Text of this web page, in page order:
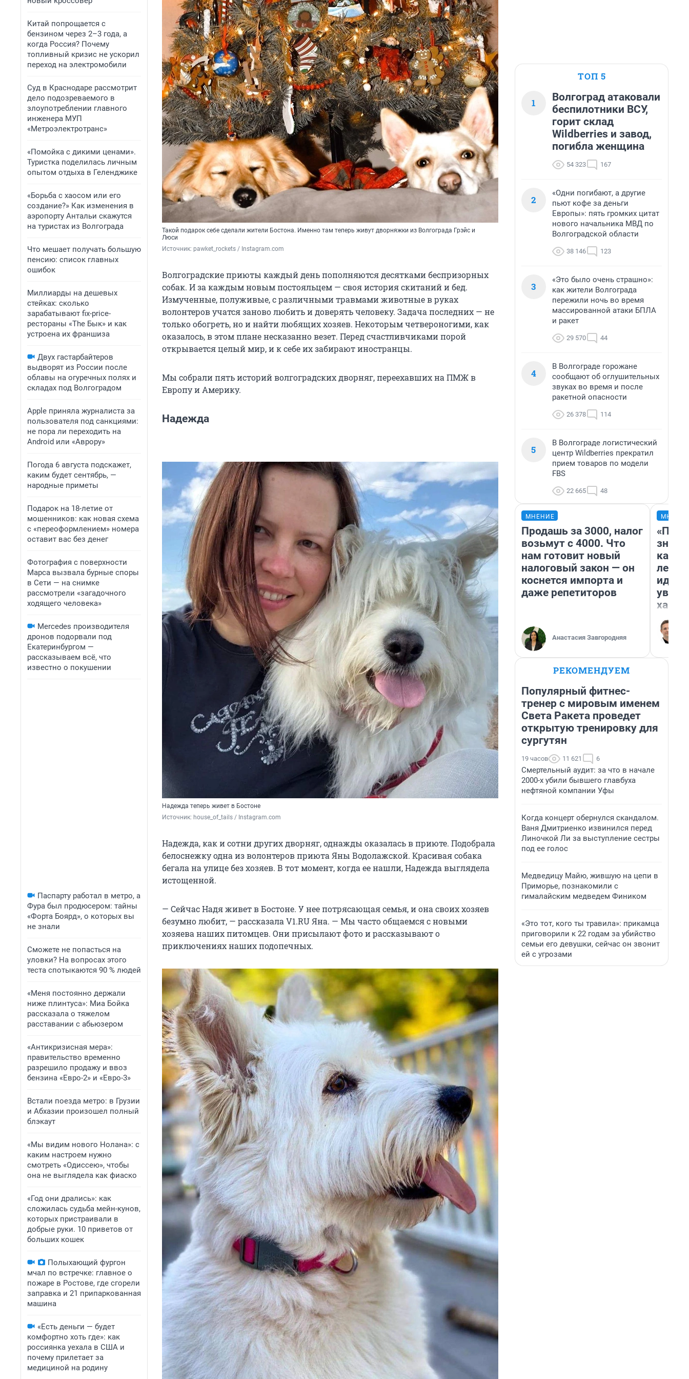
Китай попрощается с
бензином через 2–3 года, а
когда Россия? Почему
топливный кризис не ускорил
переход на электромобили
Суд в Краснодаре рассмотрит
дело подозреваемого в
злоупотреблении главного
инженера МУП
«Метроэлектротранс»
«Помойка с дикими ценами».
Туристка поделилась личным
опытом отдыха в Геленджике
«Борьба с хаосом или его
создание?» Как изменения в
аэропорту Антальи скажутся
на туристах из Волгограда
Что мешает получать большую
пенсию: список главных
ошибок
Миллиарды на дешевых
стейках: сколько
зарабатывают fix-price-
рестораны «The Бык» и как
устроена их франшиза
Двух гастарбайтеров
выдворят из России после
облавы на огуречных полях и
складах под Волгоградом
Apple приняла журналиста за
пользователя под санкциями:
не пора ли переходить на
Android или «Аврору»
Погода 6 августа подскажет,
каким будет сентябрь, —
народные приметы
Подарок на 18-летие от
мошенников: как новая схема
с «переоформлением» номера
оставит вас без денег
Фотография с поверхности
Марса вызвала бурные споры
в Сети — на снимке
рассмотрели «загадочного
ходящего человека»
Mercedes производителя
дронов подорвали под
Екатеринбургом —
рассказываем всё, что
известно о покушении
Паспарту работал в метро, а
Фура был продюсером: тайны
«Форта Боярд», о которых вы
не знали
Сможете не попасться на
уловки? На вопросах этого
теста спотыкаются 90 % людей
«Меня постоянно держали
ниже плинтуса»: Миа Бойка
рассказала о тяжелом
расставании с абьюзером
«Антикризисная мера»:
правительство временно
разрешило продажу и ввоз
бензина «Евро-2» и «Евро-3»
Встали поезда метро: в Грузии
и Абхазии произошел полный
блэкаут
«Мы видим нового Нолана»: с
каким настроем нужно
смотреть «Одиссею», чтобы
она не выглядела как фиаско
«Год они дрались»: как
сложилась судьба мейн-кунов,
которых пристраивали в
добрые руки. 10 приветов от
больших кошек
Полыхающий фургон
мчал по встречке: главное о
пожаре в Ростове, где сгорели
заправка и 21 припаркованная
машина
«Есть деньги — будет
комфортно хоть где»: как
россиянка уехала в США и
почему прилетает за
медициной на родину
Такой подарок себе сделали жители Бостона. Именно там теперь живут дворняжки из Волгограда Грэйс и
Люси
Источник: pawket_rockets / Instagram.com
Волгоградские приюты каждый день пополняются десятками беспризорных
собак. И за каждым новым постояльцем — своя история скитаний и бед.
Измученные, полуживые, с различными травмами животные в руках
волонтеров учатся заново любить и доверять человеку. Задача последних — не
только обогреть, но и найти любящих хозяев. Некоторым четвероногими, как
оказалось, в этом плане несказанно везет. Перед счастливчиками порой
открывается целый мир, и к себе их забирают иностранцы.
Мы собрали пять историй волгоградских дворняг, переехавших на ПМЖ в
Европу и Америку.
Надежда
Надежда теперь живет в Бостоне
Источник: house_of_tails / Instagram.com
Надежда, как и сотни других дворняг, однажды оказалась в приюте. Подобрала
белоснежку одна из волонтеров приюта Яны Водолажской. Красивая собака
бегала на улице без хозяев. В тот момент, когда ее нашли, Надежда выглядела
истощенной.
— Сейчас Надя живет в Бостоне. У нее потрясающая семья, и она своих хозяев
безумно любит, — рассказала V1.RU Яна. — Мы часто общаемся с новыми
хозяева наших питомцев. Они присылают фото и рассказывают о
приключениях наших подопечных.
ТОП 5
1
Волгоград атаковали
беспилотники ВСУ,
горит склад
Wildberries и завод,
погибла женщина
54 323 167
2
«Одни погибают, а другие
пьют кофе за деньги
Европы»: пять громких цитат
нового начальника МВД по
Волгоградской области
38 146 123
3
«Это было очень страшно»:
как жители Волгограда
пережили ночь во время
массированной атаки БПЛА
и ракет
29 570 44
4
В Волгограде горожане
сообщают об оглушительных
звуках во время и после
ракетной опасности
26 378 114
5
В Волгограде логистический
центр Wildberries прекратил
прием товаров по модели
FBS
22 665 48
МНЕНИЕ
Продашь за 3000, налог
возьмут с 4000. Что
нам готовит новый
налоговый закон — он
коснется импорта и
даже репетиторов
Анастасия Завгородняя
идею
РЕКОМЕНДУЕМ
Популярный фитнес-
тренер с мировым именем
Света Ракета проведет
открытую тренировку для
сургутян
19 часов 11 621 6
Смертельный аудит: за что в начале
2000-х убили бывшего главбуха
нефтяной компании Уфы
Когда концерт обернулся скандалом.
Ваня Дмитриенко извинился перед
Линочкой Ли за выступление сестры
под ее голос
Медведицу Майю, жившую на цепи в
Приморье, познакомили с
гималайским медведем Фиником
«Это тот, кого ты травила»: прикамца
приговорили к 22 годам за убийство
семьи его девушки, сейчас он звонит
ей с угрозами